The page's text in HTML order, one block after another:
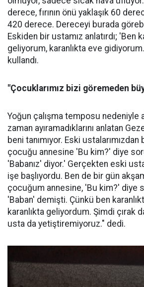
derece, fırının önü yaklaşık 60
420 derece. Dereceyi burada
Eskiden bir ustamız anlatırdı; 'Ben
geliyorum, karanlıkta eve
kullandı.
"Çocuklarımız bizi göremeden
Yoğun çalışma temposu nedeniyle
zaman ayıramadıklarını anlatan
beni tanımıyor. Eski
çocuğu annesine 'Bu kim?' diye
'Babanız' diyor.' Gerçekten eski
işe başlıyordu. Ben de bir gün
çocuğum annesine, 'Bu kim?' diye
'Baban' demişti. Çünkü ben
karanlıkta geliyordum. Şimdi çırak
usta da yetiştiremiyoruz." dedi.